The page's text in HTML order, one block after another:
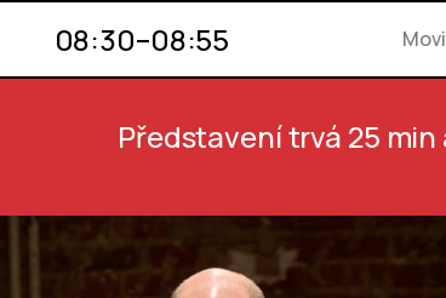
08:30–08:55
Představení trvá 25 min